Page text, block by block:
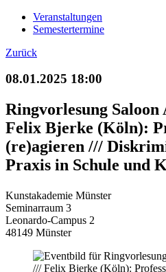
Veranstaltungen
Semestertermine
Zurück
08.01.2025 18:00
Ringvorlesung
Felix Bjerke (Köln):
(re)agieren ///
Praxis in Schule und
Kunstakademie Münster
Seminarraum 3
Leonardo-Campus 2
48149 Münster